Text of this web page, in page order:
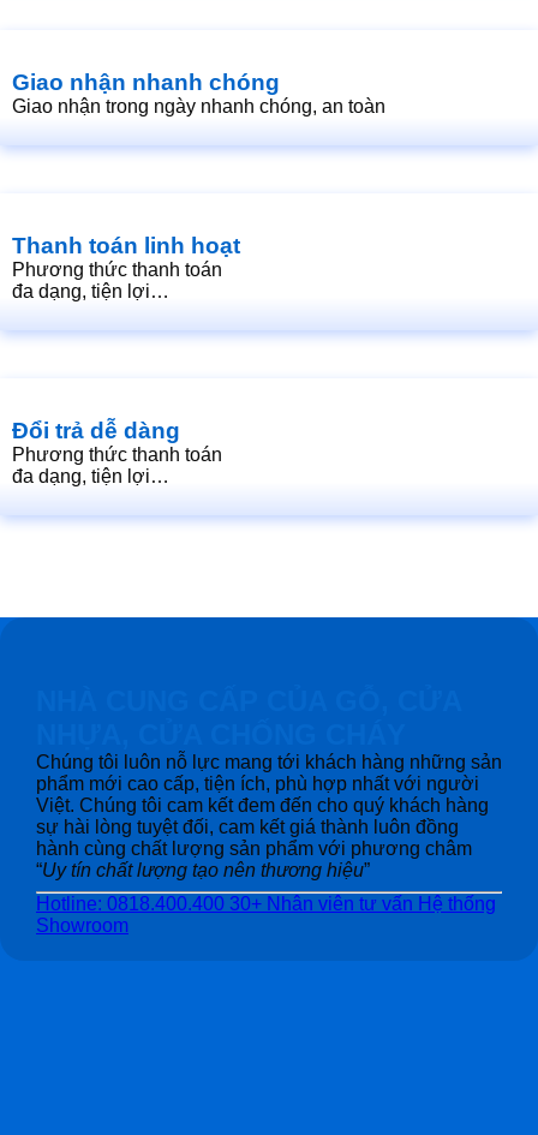
Giao nhận nhanh chóng
Giao nhận trong ngày nhanh chóng, an toàn
Thanh toán linh hoạt
Phương thức thanh toán
đa dạng, tiện lợi…
Đổi trả dễ dàng
Phương thức thanh toán
đa dạng, tiện lợi…
Chúng tôi luôn nỗ lực mang tới khách hàng những sản
phẩm mới cao cấp, tiện ích, phù hợp nhất với người
Việt. Chúng tôi cam kết đem đến cho quý khách hàng
sự hài lòng tuyệt đối, cam kết giá thành luôn đồng
hành cùng chất lượng sản phẩm với phương châm
“Uy tín chất lượng tạo nên thương hiệu”
Hotline: 0818.400.400 30+ Nhân viên tư vấn Hệ thống
Showroom